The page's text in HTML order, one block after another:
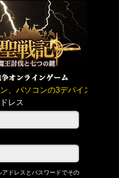
、パソコンの3デバイスで連
レス
ドレスとパスワードでその